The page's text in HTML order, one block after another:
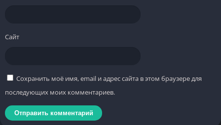
Сайт
Сохранить моё имя, email и адрес сайта в этом браузере для
последующих моих комментариев.